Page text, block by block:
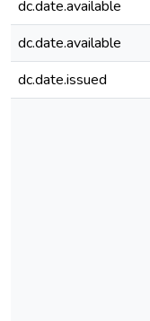
dc.date.available
dc.date.available
dc.date.issued